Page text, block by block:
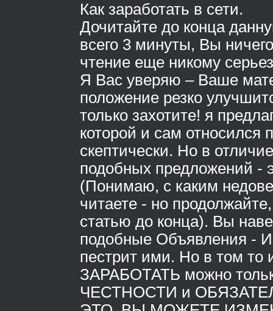
Как заработать в сети.
Дочитайте до конца
всего 3 минуты, Вы
чтение еще никому
Я Вас уверяю – Ваше
положение резко
только захотите! я
которой и сам относился
скептически. Но в
подобных предложений -
(Понимаю, с каким
читаете - но
статью до конца). Вы
подобные Объявления -
пестрит ими. Но в том то
ЗАРАБОТАТЬ можно
ЧЕСТНОСТИ и